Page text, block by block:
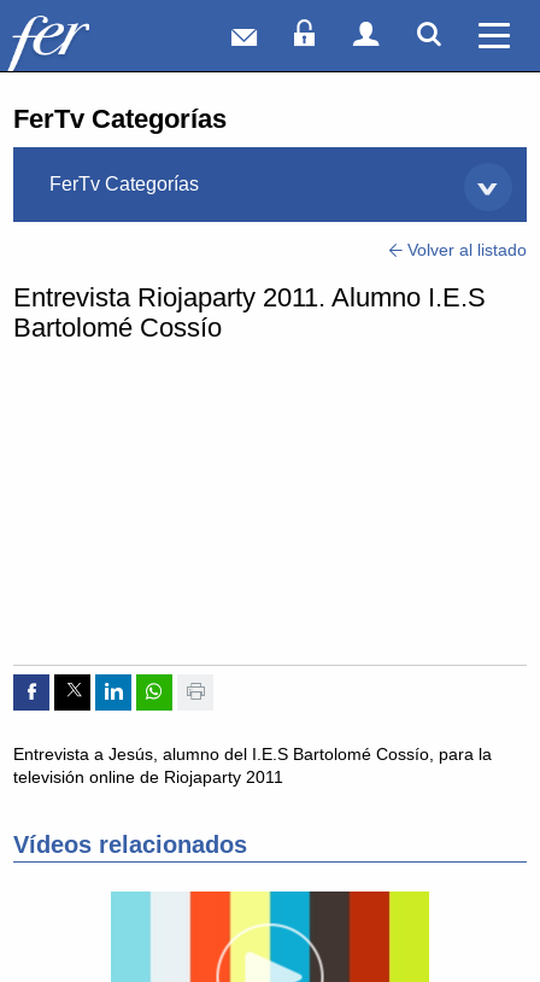
Correo webAcceso Socios
Acceso
FerTv Categorías
FerTv Categorías
Volver al listado
Entrevista Riojaparty 2011. Alumno I.E.S
Bartolomé Cossío
Compartir por Facebook
Compartir por Twitter
Compartir por Linkedin
Compartir por whatsapp
Imprimir
Entrevista a Jesús, alumno del I.E.S Bartolomé Cossío, para la
televisión online de Riojaparty 2011
Vídeos relacionados